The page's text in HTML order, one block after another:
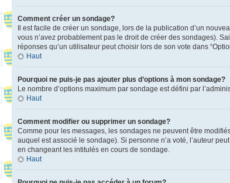
Comment créer un sondage?
Il est facile de créer un sondage, lors de la publication d’un
vous n’avez probablement pas le droit de créer des sondages).
réponses qu’un utilisateur peut choisir lors de son vote dans
Haut
Pourquoi ne puis-je pas ajouter plus d’options à mon sondage?
Le nombre d’options maximum par sondage est défini par
Haut
Comment modifier ou supprimer un sondage?
Comme pour les messages, les sondages ne peuvent être
auquel est associé le sondage). Si personne n’a voté, l’auteur
en changeant les intitulés en cours de sondage.
Haut